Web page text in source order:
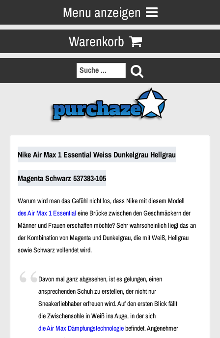
Menu anzeigen
Warenkorb
Nike Air Max 1 Essential Weiss Dunkelgrau Hellgrau
Magenta Schwarz 537383-105
Warum wird man das Gefühl nicht los, dass Nike mit diesem Modell
des Air Max 1 Essential eine Brücke zwischen den Geschmäckern der
Männer und Frauen erschaffen möchte? Sehr wahrscheinlich liegt das an
der Kombination von Magenta und Dunkelgrau, die mit Weiß, Hellgrau
sowie Schwarz vollendet wird.
Davon mal ganz abgesehen, ist es gelungen, einen
ansprechenden Schuh zu erstellen, der nicht nur
Sneakerliebhaber erfreuen wird. Auf den ersten Blick fällt
die Zwischensohle in Weiß ins Auge, in der sich
die Air Max Dämpfungstechnologiebefindet. Angenehmer